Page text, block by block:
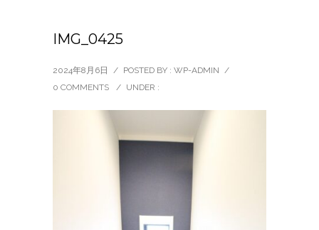
IMG_0425
2024年8月6日 / POSTED BY : WP-ADMIN /
0 COMMENTS
/ UNDER :